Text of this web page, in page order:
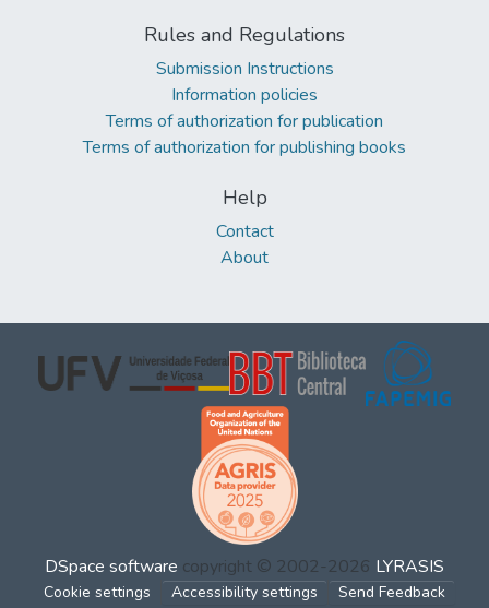
Rules and Regulations
Submission Instructions
Information policies
Terms of authorization for publication
Terms of authorization for publishing books
Help
Contact
About
DSpace software copyright © 2002-2026 LYRASIS
Cookie settings Accessibility settings Send Feedback